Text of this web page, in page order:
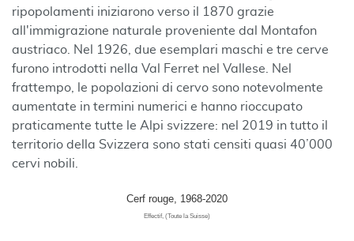
ripopolamenti iniziarono verso il 1870 grazie
all'immigrazione naturale proveniente dal Montafon
austriaco. Nel 1926, due esemplari maschi e tre cerve
furono introdotti nella Val Ferret nel Vallese. Nel
frattempo, le popolazioni di cervo sono notevolmente
aumentate in termini numerici e hanno rioccupato
praticamente tutte le Alpi svizzere: nel 2019 in tutto il
territorio della Svizzera sono stati censiti quasi 40’000
cervi nobili.